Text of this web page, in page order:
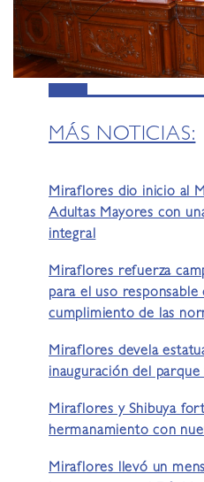
MÁS NOTICIAS:
Miraflores dio inicio al
Adultas Mayores con
integral
Miraflores refuerza
para el uso responsable
cumplimiento de las
Miraflores devela
inauguración del parque
Miraflores y Shibuya
hermanamiento con
Miraflores llevó un